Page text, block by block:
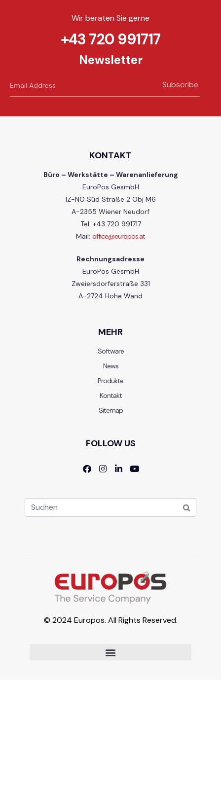
Wir beraten Sie gerne
+43 720 991717
Newsletter
Subscribe
KONTAKT
Büro – Werkstätte – Warenanlieferung
EuroPos GesmbH
IZ-NÖ Süd Straße 2 Obj M6
A-2355 Wiener Neudorf
Tel: +43 720 991717
Mail: office@europos.at
Rechnungsadresse
EuroPos GesmbH
Zweiersdorferstraße 331
A-2724 Hohe Wand
MEHR
Software
News
Produkte
Kontakt
Sitemap
FOLLOW US
© 2024 Europos. All Rights Reserved.